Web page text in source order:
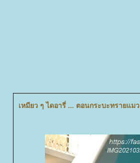
เหมียว ๆ ไดอารี่ ... ตอนกระบะทรายแมว